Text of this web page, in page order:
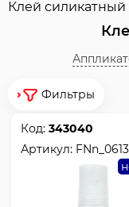
Клей силикатный
Фильтры
Код:343040
Артикул: